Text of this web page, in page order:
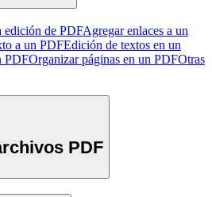
edición de PDFAgregar enlaces a un
a un PDFEdición de textos en un
PDFOrganizar páginas en un PDFOtras
PDF